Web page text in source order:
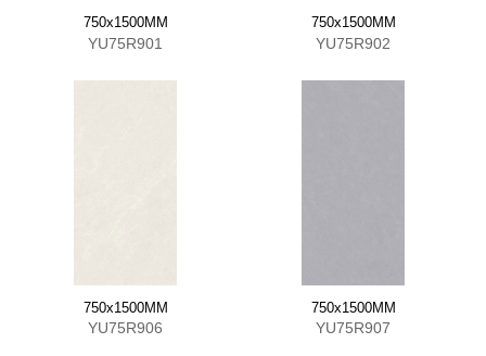
750x1500MM
YU75R901
750x1500MM
YU75R902
750x1500MM
YU75R906
750x1500MM
YU75R907